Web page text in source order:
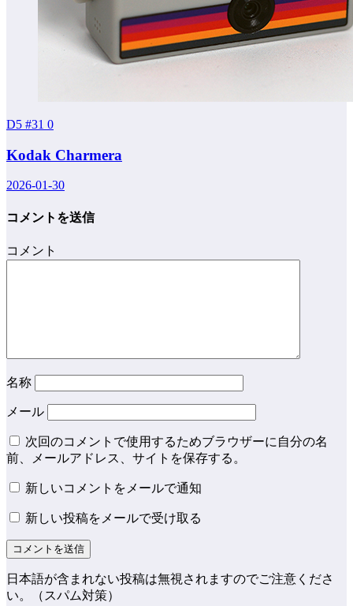
D5 #31 0
Kodak Charmera
2026-01-30
コメントを送信
コメント
名称
メール
次回のコメントで使用するためブラウザーに自分の名
前、メールアドレス、サイトを保存する。
新しいコメントをメールで通知
新しい投稿をメールで受け取る
日本語が含まれない投稿は無視されますのでご注意くださ
い。（スパム対策）